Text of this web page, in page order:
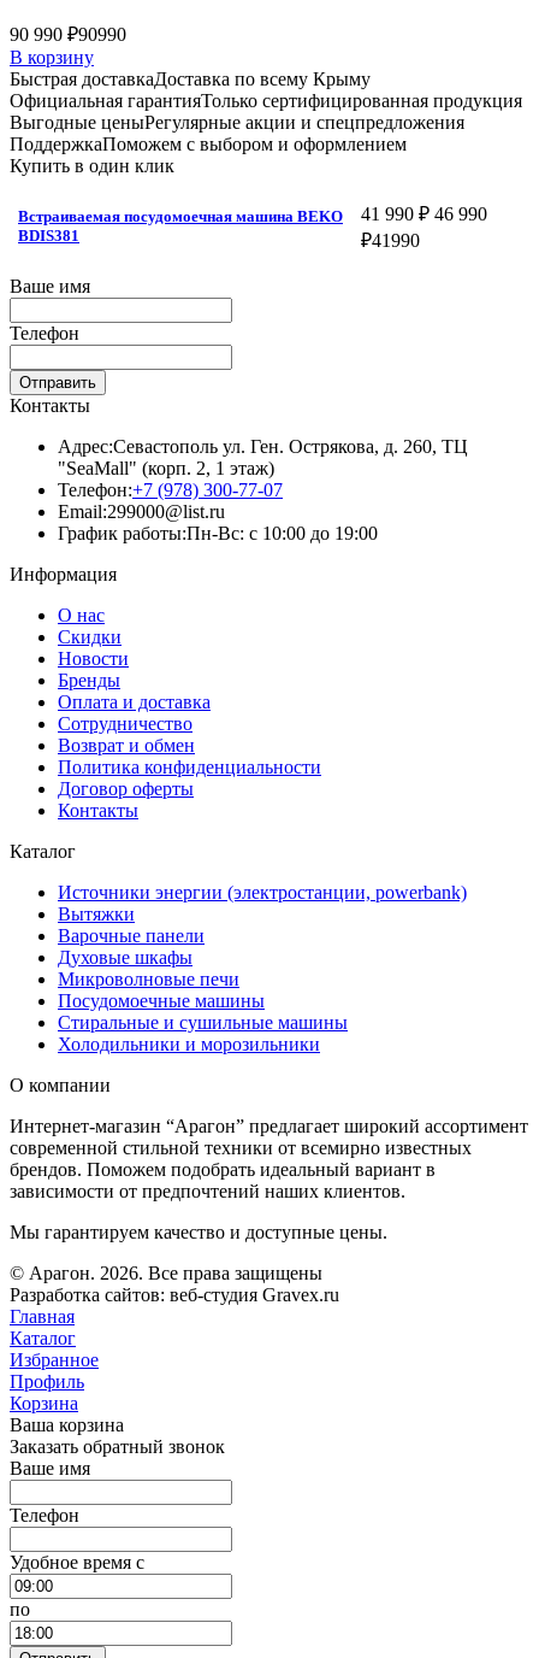
90 990 ₽90990
В корзину
Быстрая доставкаДоставка по всему Крыму
Официальная гарантияТолько сертифицированная продукция
Выгодные ценыРегулярные акции и спецпредложения
ПоддержкаПоможем с выбором и оформлением
Купить в один клик
Встраиваемая посудомоечная машина BEKO
BDIS381
41 990 ₽ 46 990
₽41990
Ваше имя
Телефон
Отправить
Контакты
Адрес:Севастополь ул. Ген. Острякова, д. 260, ТЦ
"SeaMall" (корп. 2, 1 этаж)
Телефон:+7 (978) 300-77-07
Email:299000@list.ru
График работы:Пн-Вс: с 10:00 до 19:00
Информация
О нас
Скидки
Новости
Бренды
Оплата и доставка
Сотрудничество
Возврат и обмен
Политика конфиденциальности
Договор оферты
Контакты
Каталог
Источники энергии (электростанции, powerbank)
Вытяжки
Варочные панели
Духовые шкафы
Микроволновые печи
Посудомоечные машины
Стиральные и сушильные машины
Холодильники и морозильники
О компании
Интернет-магазин “Арагон” предлагает широкий ассортимент
современной стильной техники от всемирно известных
брендов. Поможем подобрать идеальный вариант в
зависимости от предпочтений наших клиентов.
Мы гарантируем качество и доступные цены.
© Арагон. 2026. Все права защищены
Разработка сайтов: веб-студия Gravex.ru
Главная
Каталог
Избранное
Профиль
Корзина
Ваша корзина
Заказать обратный звонок
Ваше имя
Телефон
Удобное время c
по